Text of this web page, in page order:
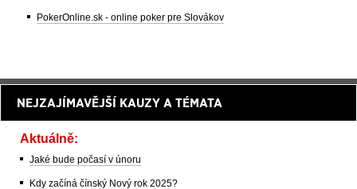
PokerOnline.sk - online poker pre Slovákov
NEJZAJÍMAVĚJŠÍ KAUZY A TÉMATA
Aktuálně:
Jaké bude počasí v únoru
Kdy začíná čínský Nový rok 2025?